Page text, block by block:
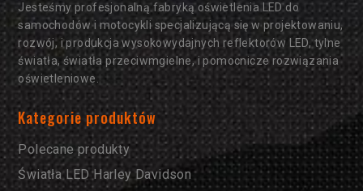
Jesteśmy profesjonalną fabryką oświetlenia LED do
samochodów i motocykli specjalizującą się w projektowaniu,
rozwój, i produkcja wysokowydajnych reflektorów LED, tylne
światła, światła przeciwmgielne, i pomocnicze rozwiązania
oświetleniowe.
Kategorie produktów
Polecane produkty
Światła LED Harley Davidson